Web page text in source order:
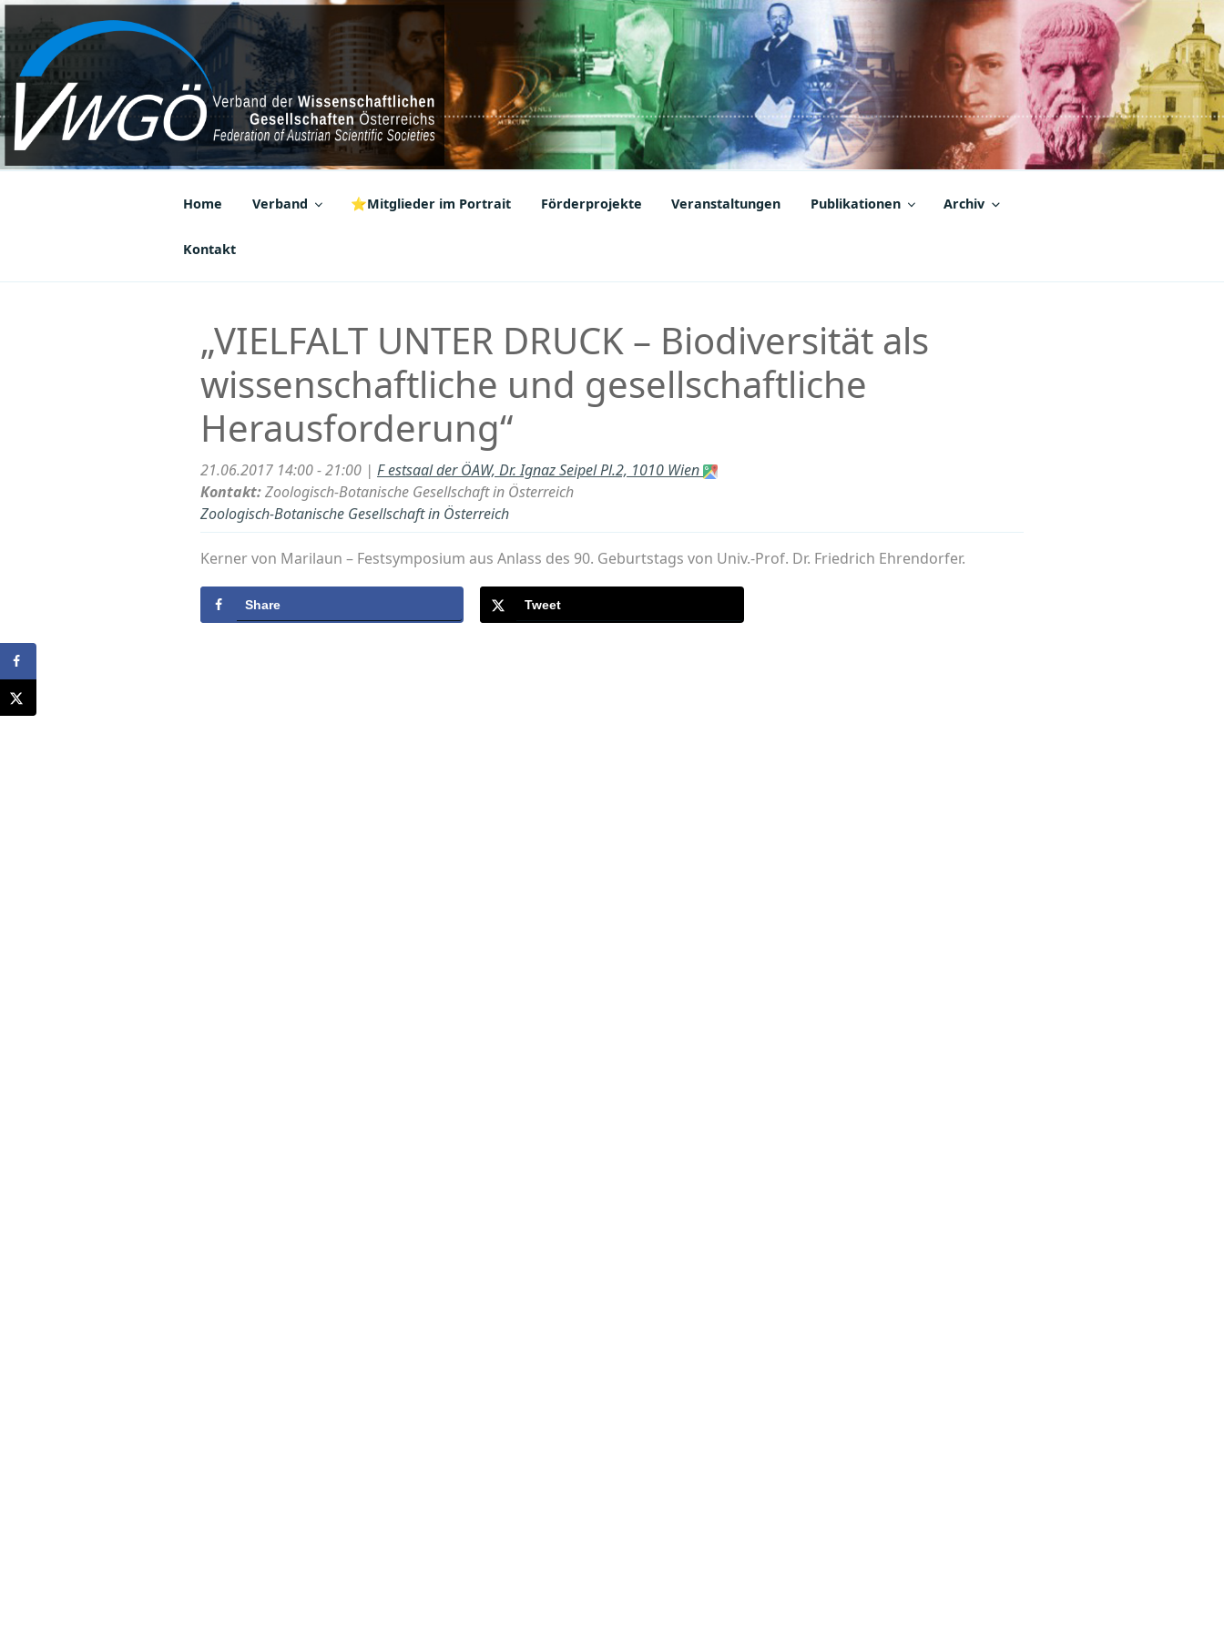
Zum
Inhalt
springen
VWGÖ
Federation of Austrian Scientific Societies
Home Verband ⭐Mitglieder im Portrait Förderprojekte Veranstaltungen Publikationen Archiv
Kontakt
„VIELFALT UNTER DRUCK – Biodiversität als
wissenschaftliche und gesellschaftliche
Herausforderung“
21.06.2017 14:00 - 21:00 | F estsaal der ÖAW, Dr. Ignaz Seipel Pl.2, 1010 Wien
Kontakt:Zoologisch-Botanische Gesellschaft in Österreich
Zoologisch-Botanische Gesellschaft in Österreich
Kerner von Marilaun – Festsymposium aus Anlass des 90. Geburtstags von Univ.-Prof. Dr. Friedrich Ehrendorfer.
Share Tweet